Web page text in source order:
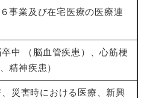
及び在宅医療の医療連
（脳血管疾患）、心筋梗
精神疾患）
時における医療、新興